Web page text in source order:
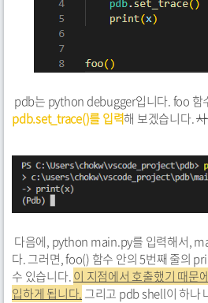
pdb는 python debugger입니다. foo 함
pdb.set_trace()를 입력해 보겠습니다.
다음에, python main.py를 입력해서,
다. 그러면, foo() 함수 안의 5번째 줄의
수 있습니다.이 지점에서 호출했기 때문
입하게 됩니다. 그리고 pdb shell이 하나